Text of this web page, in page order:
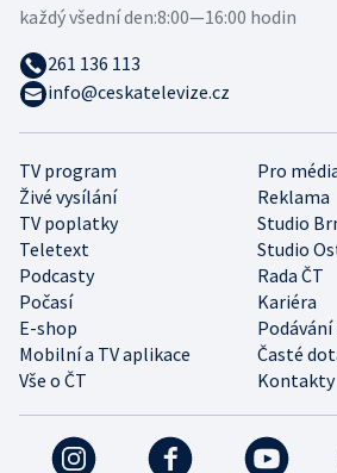
TV program
Pro
Živé vysílání
Reklama
TV poplatky
Studio
Teletext
Studio
Podcasty
Rada ČT
Počasí
Kariéra
E-shop
Mobilní a TV aplikace
Časté
Vše o ČT
Kontakty
každý všední den:8:00—16:00 hodin
261 136 113
info@ceskatelevize.cz